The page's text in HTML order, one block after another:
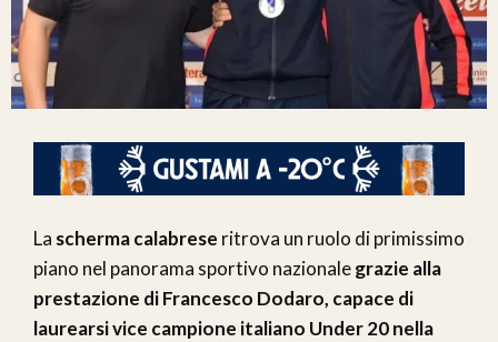
La scherma calabrese ritrova un ruolo di primissimo
piano nel panorama sportivo nazionalegrazie alla
prestazione di Francesco Dodaro, capace di
laurearsi vice campione italiano Under 20 nella